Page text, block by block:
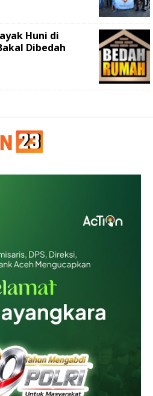
Huni di
Dibedah